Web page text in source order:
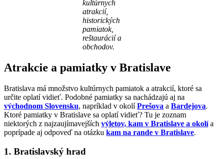
kultúrnych
atrakcií,
historických
pamiatok,
reštaurácií a
obchodov.
Atrakcie a pamiatky v Bratislave
Bratislava má množstvo kultúrnych pamiatok a atrakcií, ktoré sa
určite oplatí vidieť. Podobné pamiatky sa nachádzajú aj na
východnom Slovensku, napríklad v okolíPrešova a Bardejova.
Ktoré pamiatky v Bratislave sa oplatí vidieť? Tu je zoznam
niektorých z najzaujímavejších výletov, kam v Bratislave a okolía
poprípade aj odpoveď na otázku kam na rande v Bratislave.
1. Bratislavský hrad